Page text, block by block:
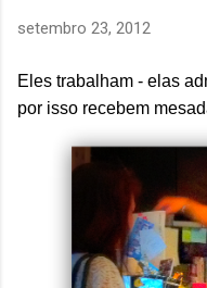
setembro 23, 2012
Eles trabalham - elas
por isso recebem